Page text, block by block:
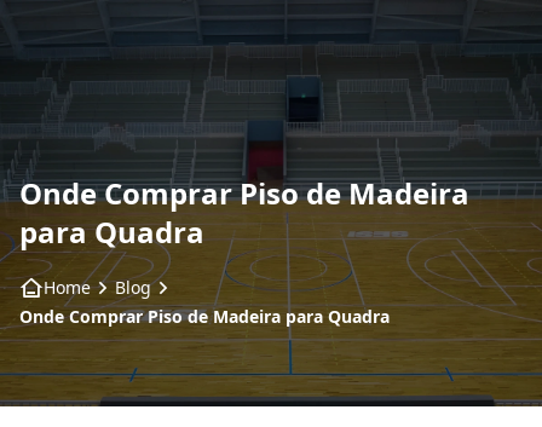
Home
Sobre
Produtos
Tipos de madeiras
Restauração
Onde Comprar Piso de Madeira
para Quadra
Home
Blog
Onde Comprar Piso de Madeira para Quadra